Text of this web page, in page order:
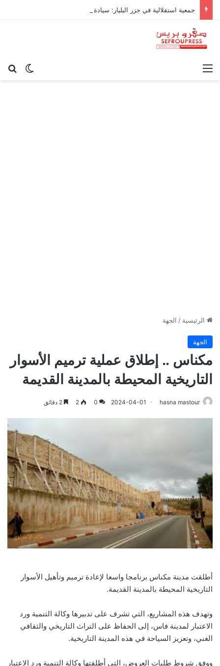
الوضع القائمة
الرئيسية / الجهة
الجهة
مكناس .. إطلاق عملية ترميم الأسوار
التاريخية المحيطة بالمدينة القديمة
hasna mastour
2024-04-01
0
2
أطلقت مدينة مكناس برنامجا واسعا لإعادة ترميم وتأهيل الأسوار
التاريخية المحيطة بالمدينة القديمة.
وتهدف هذه المشاريع، التي تشرف على تدبيرها وكالة التنمية ورد
الاعتبار لمدينة فاس، إلى الحفاظ على التراث التاريخي والثقافي
الغني، وتعزيز السياحة في هذه المدينة التاريخية.
ووفق شروط طلبات العروض، التي أطلقتها وكالة التنمية ورد الاعتبار